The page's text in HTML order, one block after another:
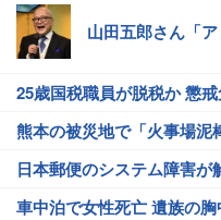
山田五郎さん「
25歳国税職員が脱税か 懲
熊本の被災地で「火事場泥
日本郵便のシステム障害が
車中泊で女性死亡 遺族の胸